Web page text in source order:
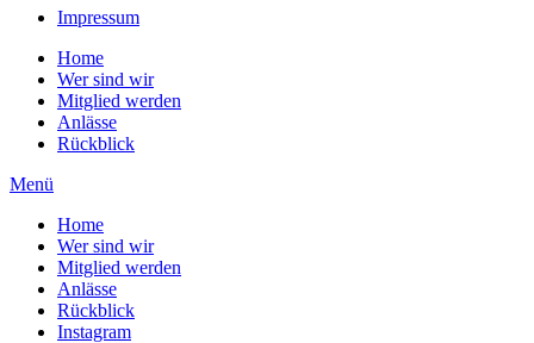
Impressum
Home
Wer sind wir
Mitglied werden
Anlässe
Rückblick
Menü
Home
Wer sind wir
Mitglied werden
Anlässe
Rückblick
Instagram